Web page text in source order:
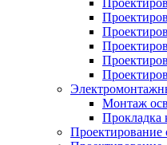
Монтаж
Прокладка
Проектирование